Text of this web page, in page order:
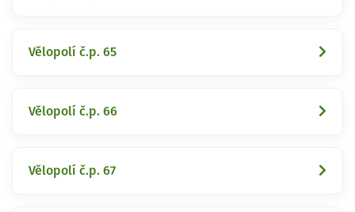
Vělopolí č.p. 65
Vělopolí č.p. 66
Vělopolí č.p. 67